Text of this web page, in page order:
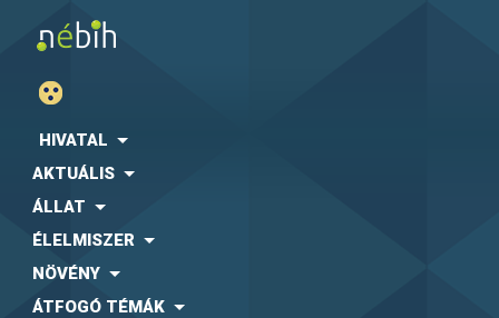
HIVATAL
AKTUÁLIS
ÁLLAT
ÉLELMISZER
NÖVÉNY
ÁTFOGÓ TÉMÁK